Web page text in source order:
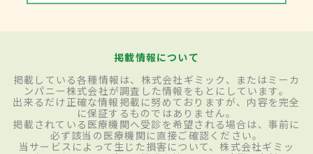
掲載情報について
掲載している各種情報は、株式会社ギミック、またはミーカ
ンパニー株式会社が調査した情報をもとにしています。
出来るだけ正確な情報掲載に努めておりますが、内容を完全
に保証するものではありません。
掲載されている医療機関へ受診を希望される場合は、事前に
必ず該当の医療機関に直接ご確認ください。
当サービスによって生じた損害について、株式会社ギミッ